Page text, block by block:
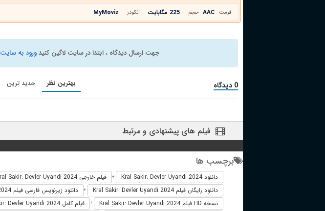
فرمت : AAC حجم : 225 مگابایت انکودر : MyMoviz
جهت ارسال دیدگاه ، ابتدا در سایت لاگین کنیدورود به سایت
0 دیدگاه بهترین نظر جدید ترین
فیلم های پیشنهادی و مرتبط
برچسب ها
دانلود Kral Sakir: Devler Uyandi 2024 + فیلم خارجی Kral Sakir: Devler Uyandi 2024
دانلود رایگان فیلم Kral Sakir: Devler Uyandi 2024 + دانلود زیرنویس فارسی فیلم Kral Sakir: Devler Uyandi 2024
نسخه HD فیلم Kral Sakir: Devler Uyandi 2024 + فیلم کامل Kral Sakir: Devler Uyandi 2024